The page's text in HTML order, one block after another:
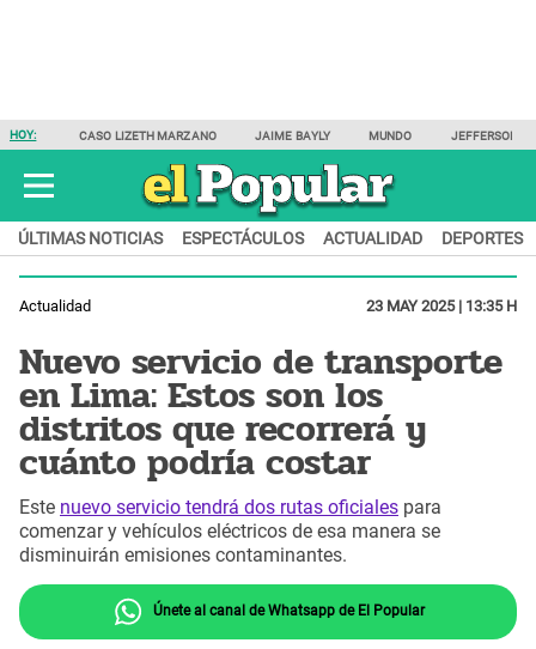
HOY: CASO LIZETH MARZANO JAIME BAYLY MUNDO JEFFERSON
ÚLTIMAS NOTICIAS ESPECTÁCULOS ACTUALIDAD DEPORTES
Actualidad 23 MAY 2025 | 13:35 H
Nuevo servicio de transporte
en Lima: Estos son los
distritos que recorrerá y
cuánto podría costar
Este nuevo servicio tendrá dos rutas oficiales para
comenzar y vehículos eléctricos de esa manera se
disminuirán emisiones contaminantes.
Únete al canal de Whatsapp de El Popular